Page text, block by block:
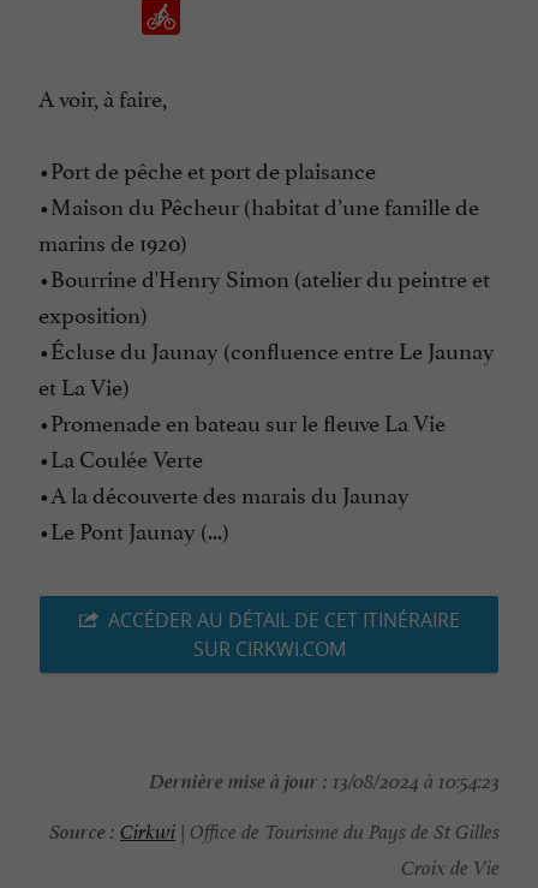
A voir, à faire,
•Port de pêche et port de plaisance
•Maison du Pêcheur (habitat d’une famille de
marins de 1920)
•Bourrine d'Henry Simon (atelier du peintre et
exposition)
•Écluse du Jaunay (confluence entre Le Jaunay
et La Vie)
•Promenade en bateau sur le fleuve La Vie
•La Coulée Verte
•A la découverte des marais du Jaunay
•Le Pont Jaunay (...)
ACCÉDER AU DÉTAIL DE CET ITINÉRAIRE
SUR CIRKWI.COM
Dernière mise à jour : 13/08/2024 à 10:54:23
Source : Cirkwi | Office de Tourisme du Pays de St Gilles
Croix de Vie